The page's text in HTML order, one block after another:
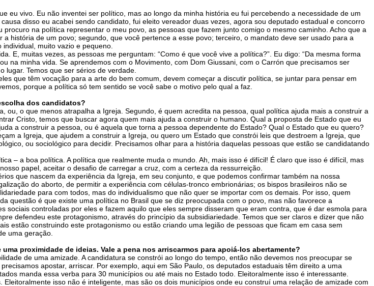
eu vivo. Eu não inventei ser político, mas ao longo da minha história eu fui percebendo a necessidade de um
disso eu acabei sendo candidato, fui eleito vereador duas vezes, agora sou deputado estadual e concorro
na política representar o meu povo, as pessoas que fazem junto comigo o mesmo caminho. Acho que a
história de um povo; segundo, que você pertence a esse povo; terceiro, o mandato deve ser usado para a
muito vazio e pequeno.
E, muitas vezes, as pessoas me perguntam: “Como é que você vive a política?”. Eu digo: “Da mesma forma
na minha vida. Se aprendemos com o Movimento, com Dom Giussani, com o Carrón que precisamos ser
Temos que ser sérios de verdade.
que têm vocação para a arte do bem comum, devem começar a discutir política, se juntar para pensar em
porque a política só tem sentido se você sabe o motivo pelo qual a faz.
dos candidatos?
o que menos atrapalha a Igreja. Segundo, é quem acredita na pessoa, qual política ajuda mais a construir a
Cristo, temos que buscar agora quem mais ajuda a construir o humano. Qual a proposta de Estado que eu
a construir a pessoa, ou é aquela que torna a pessoa dependente do Estado? Qual o Estado que eu quero?
a Igreja, que ajudem a construir a Igreja, ou quero um Estado que constrói leis que destroem a Igreja, que
ou sociológico para decidir. Precisamos olhar para a história daquelas pessoas que estão se candidatando
– a boa política. A política que realmente muda o mundo. Ah, mais isso é difícil! É claro que isso é difícil, mas
papel, aceitar o desafio de carregar a cruz, com a certeza da ressurreição.
que nascem da experiência da Igreja, em seu conjunto, e que podemos confirmar também na nossa
do aborto, de permitir a experiência com células-tronco embrionárias; os bispos brasileiros não se
para com todos, mas do individualismo que não quer se importar com os demais. Por isso, quem
questão é que existe uma política no Brasil que se diz preocupada com o povo, mas não favorece a
controladas por eles e fazem aquilo que eles sempre disseram que eram contra, que é dar esmola para
defendeu este protagonismo, através do princípio da subsidiariedade. Temos que ser claros e dizer que não
estão construindo este protagonismo ou estão criando uma legião de pessoas que ficam em casa sem
uma geração.
proximidade de ideias. Vale a pena nos arriscarmos para apoiá-los abertamente?
de uma amizade. A candidatura se constrói ao longo do tempo, então não devemos nos preocupar se
apostar, arriscar. Por exemplo, aqui em São Paulo, os deputados estaduais têm direito a uma
manda essa verba para 30 municípios ou até mais no Estado todo. Eleitoralmente isso é interessante.
isso não é inteligente, mas são os dois municípios onde eu construí uma relação de amizade com